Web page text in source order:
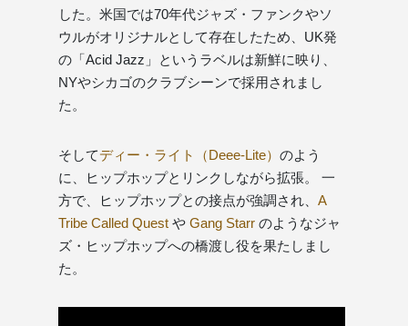
した。米国では70年代ジャズ・ファンクやソ
ウルがオリジナルとして存在したため、UK発
の「Acid Jazz」というラベルは新鮮に映り、
NYやシカゴのクラブシーンで採用されまし
た。
そしてディー・ライト（Deee-Lite） のよう
に、ヒップホップとリンクしながら拡張。 一
方で、ヒップホップとの接点が強調され、 A
Tribe Called Quest や Gang Starr のようなジャ
ズ・ヒップホップへの橋渡し役を果たしまし
た。